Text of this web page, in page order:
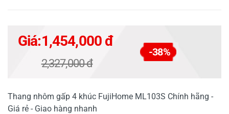
Giá:1,454,000 đ
2,327,000 đ
-38%
Thang nhôm gấp 4 khúc FujiHome ML103S Chính hãng -
Giá rẻ - Giao hàng nhanh